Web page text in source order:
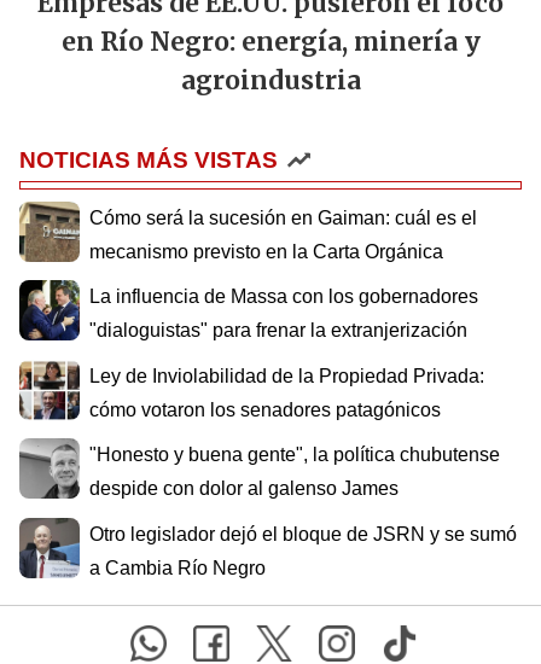
en Río Negro: energía, minería y
agroindustria
NOTICIAS MÁS VISTAS
Cómo será la sucesión en Gaiman: cuál es el
mecanismo previsto en la Carta Orgánica
La influencia de Massa con los gobernadores
"dialoguistas" para frenar la extranjerización
Ley de Inviolabilidad de la Propiedad Privada:
cómo votaron los senadores patagónicos
"Honesto y buena gente", la política chubutense
despide con dolor al galenso James
Otro legislador dejó el bloque de JSRN y se sumó
a Cambia Río Negro